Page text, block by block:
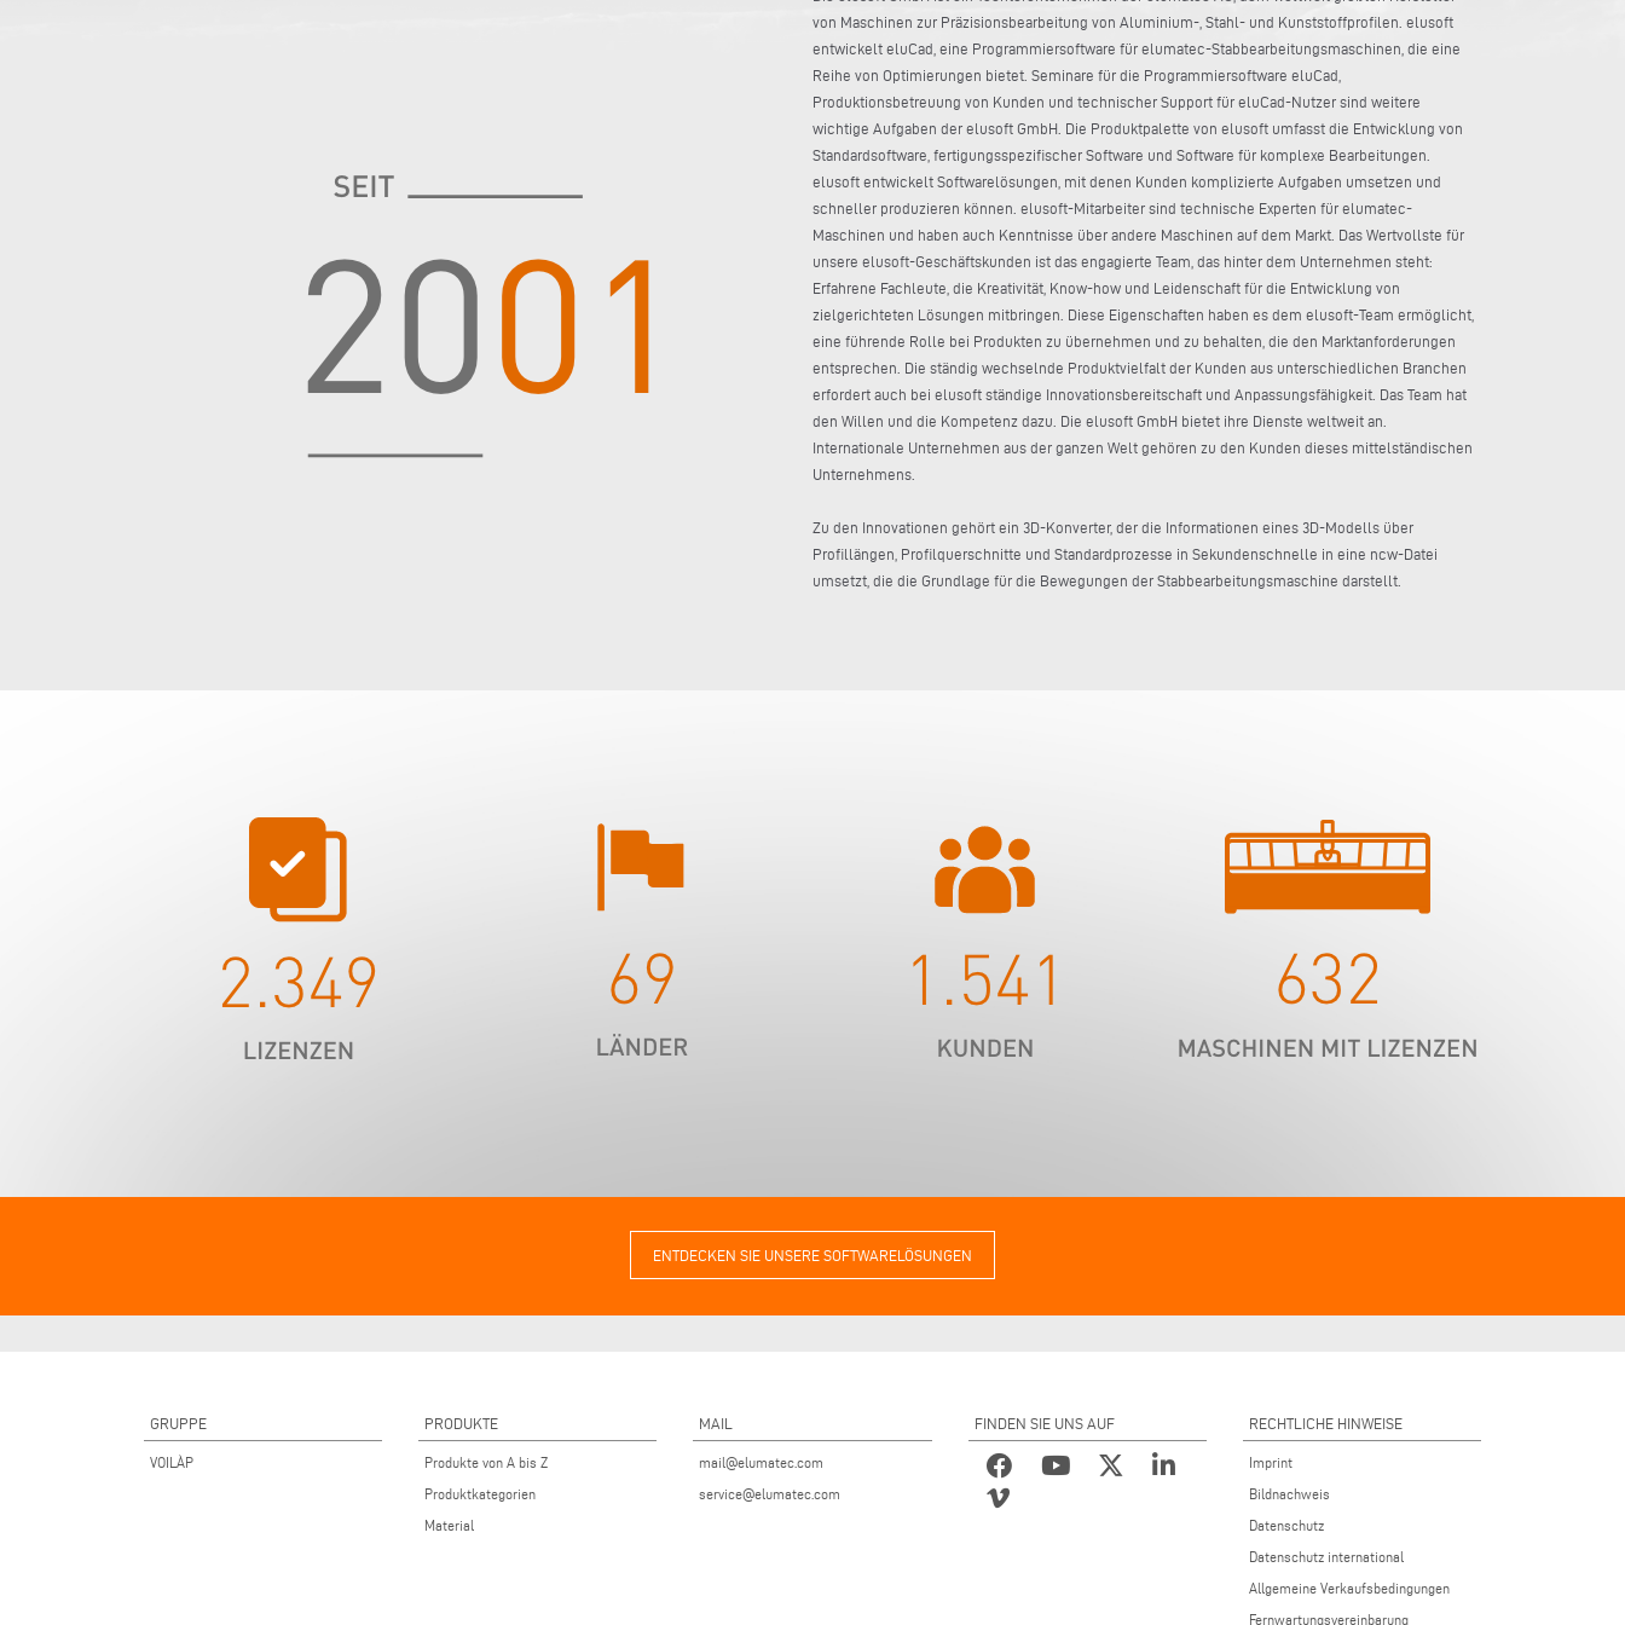
von Maschinen zur Präzisionsbearbeitung von Aluminium-, Stahl- und Kunststoffprofilen. elusoft
entwickelt eluCad, eine Programmiersoftware für elumatec-Stabbearbeitungsmaschinen, die eine
Reihe von Optimierungen bietet. Seminare für die Programmiersoftware eluCad,
Produktionsbetreuung von Kunden und technischer Support für eluCad-Nutzer sind weitere
wichtige Aufgaben der elusoft GmbH. Die Produktpalette von elusoft umfasst die Entwicklung von
Standardsoftware, fertigungsspezifischer Software und Software für komplexe Bearbeitungen.
elusoft entwickelt Softwarelösungen, mit denen Kunden komplizierte Aufgaben umsetzen und
schneller produzieren können. elusoft-Mitarbeiter sind technische Experten für elumatec-
Maschinen und haben auch Kenntnisse über andere Maschinen auf dem Markt. Das Wertvollste für
unsere elusoft-Geschäftskunden ist das engagierte Team, das hinter dem Unternehmen steht:
Erfahrene Fachleute, die Kreativität, Know-how und Leidenschaft für die Entwicklung von
zielgerichteten Lösungen mitbringen. Diese Eigenschaften haben es dem elusoft-Team ermöglicht,
eine führende Rolle bei Produkten zu übernehmen und zu behalten, die den Marktanforderungen
entsprechen. Die ständig wechselnde Produktvielfalt der Kunden aus unterschiedlichen Branchen
erfordert auch bei elusoft ständige Innovationsbereitschaft und Anpassungsfähigkeit. Das Team hat
den Willen und die Kompetenz dazu. Die elusoft GmbH bietet ihre Dienste weltweit an.
Internationale Unternehmen aus der ganzen Welt gehören zu den Kunden dieses mittelständischen
Unternehmens.
Zu den Innovationen gehört ein 3D-Konverter, der die Informationen eines 3D-Modells über
Profillängen, Profilquerschnitte und Standardprozesse in Sekundenschnelle in eine ncw-Datei
umsetzt, die die Grundlage für die Bewegungen der Stabbearbeitungsmaschine darstellt.
ENTDECKEN SIE UNSERE SOFTWARELÖSUNGEN
GRUPPE
VOILÀP
PRODUKTE
Produkte von A bis Z
Produktkategorien
Material
MAIL
mail@elumatec.com
service@elumatec.com
FINDEN SIE UNS AUF RECHTLICHE HINWEISE
Imprint
Bildnachweis
Datenschutz
Datenschutz international
Allgemeine Verkaufsbedingungen
Fernwartungsvereinbarung